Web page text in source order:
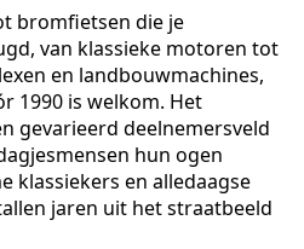
bromfietsen die je
van klassieke motoren tot
en landbouwmachines,
1990 is welkom. Het
gevarieerd deelnemersveld
hun ogen
klassiekers en alledaagse
jaren uit het straatbeeld